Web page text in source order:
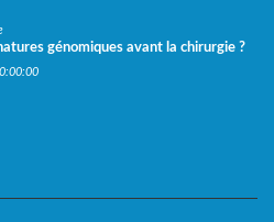
génomiques avant la chirurgie ?